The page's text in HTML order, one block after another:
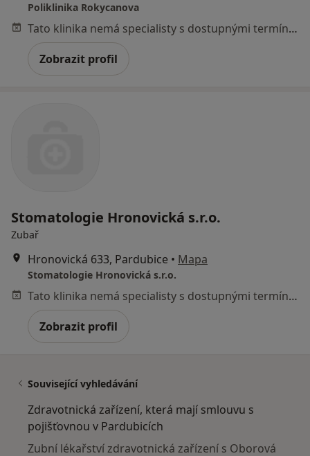
Poliklinika Rokycanova
Tato klinika nemá specialisty s dostupnými termíny v online kalendáři
Zobrazit profil
Stomatologie Hronovická s.r.o.
Zubař
Hronovická 633, Pardubice • Mapa
Stomatologie Hronovická s.r.o.
Tato klinika nemá specialisty s dostupnými termíny v online kalendáři
Zobrazit profil
Související vyhledávání
Zdravotnická zařízení, která mají smlouvu s
pojišťovnou v Pardubicích
Zubní lékařství zdravotnická zařízení s Oborová